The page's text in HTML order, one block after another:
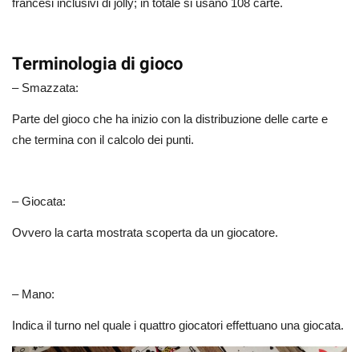
francesi inclusivi di jolly; in totale si usano 108 carte.
Terminologia di gioco
– Smazzata:
Parte del gioco che ha inizio con la distribuzione delle carte e
che termina con il calcolo dei punti.
– Giocata:
Ovvero la carta mostrata scoperta da un giocatore.
– Mano:
Indica il turno nel quale i quattro giocatori effettuano una giocata.